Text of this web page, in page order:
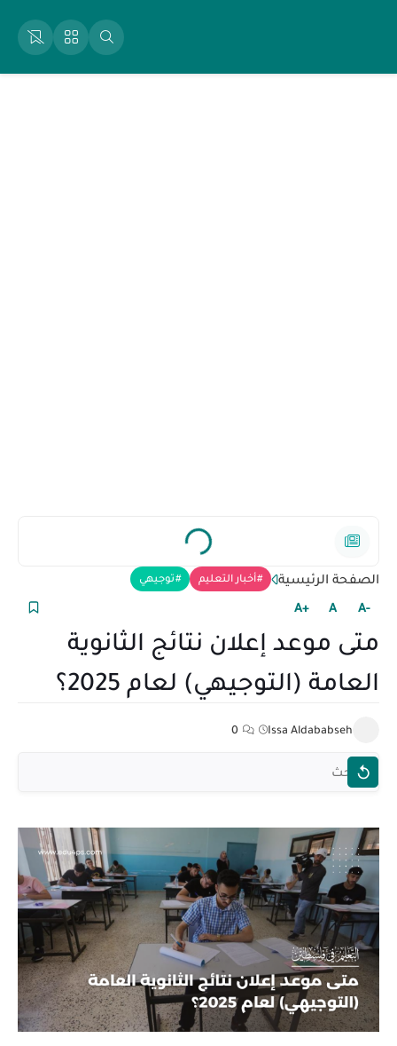
الصفحة الرئيسية أخبار التعليم توجيهي
+A A -A
متى موعد إعلان نتائج الثانوية
العامة (التوجيهي) لعام 2025؟
Issa Aldababseh
0